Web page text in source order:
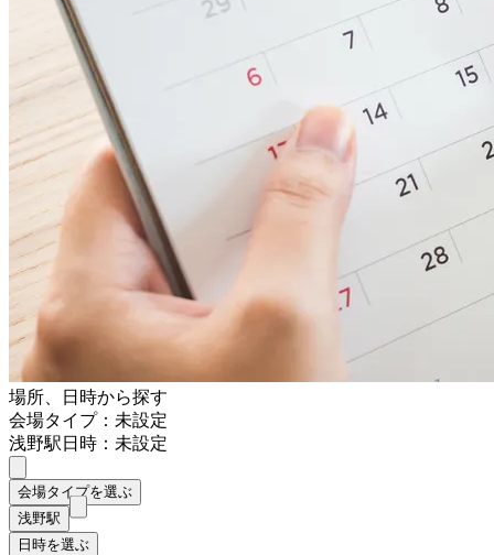
場所、日時から探す
会場タイプ：未設定
浅野駅日時：未設定
会場タイプを選ぶ
浅野駅
日時を選ぶ